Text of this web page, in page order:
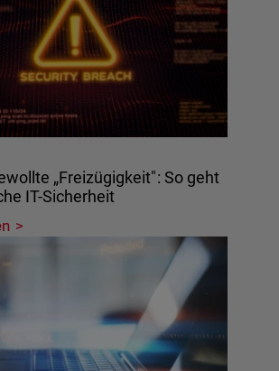
„Freizügigkeit": So geht
IT-Sicherheit